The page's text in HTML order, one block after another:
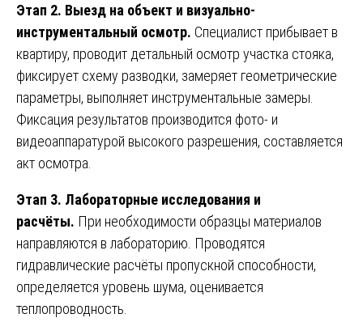
Этап 2. Выезд на объект и визуально-
инструментальный осмотр. Специалист прибывает в
квартиру, проводит детальный осмотр участка стояка,
фиксирует схему разводки, замеряет геометрические
параметры, выполняет инструментальные замеры.
Фиксация результатов производится фото- и
видеоаппаратурой высокого разрешения, составляется
акт осмотра.
Этап 3. Лабораторные исследования и
расчёты. При необходимости образцы материалов
направляются в лабораторию. Проводятся
гидравлические расчёты пропускной способности,
определяется уровень шума, оценивается
теплопроводность.